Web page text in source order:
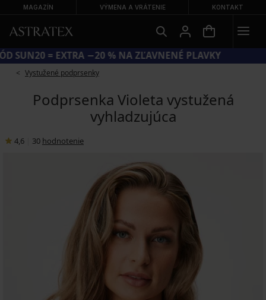
MAGAZÍN VÝMENA A VRÁTENIE KONTAKT
KÓD SUN20 = EXTRA −20 % NA ZĽAVNENÉ PLAVKY
Vystužené podprsenky
Podprsenka Violeta vystužená
vyhladzujúca
4,6 30 hodnotenie